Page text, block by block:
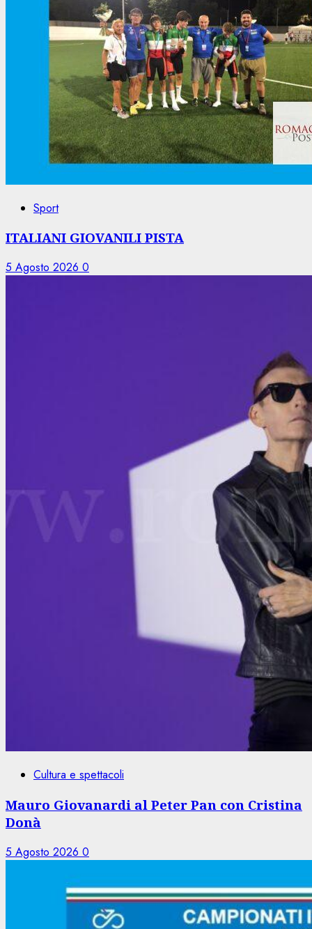
Sport
ITALIANI GIOVANILI PISTA
5 Agosto 2026 0
Cultura e spettacoli
Mauro Giovanardi al Peter Pan con Cristina
Donà
5 Agosto 2026 0